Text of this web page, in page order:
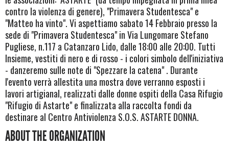
contro la violenza di genere), "Primavera Studentesca" e
"Matteo ha vinto". Vi aspettiamo sabato 14 Febbraio presso la
sede di "Primavera Studentesca" in Via Lungomare Stefano
Pugliese, n.117 a Catanzaro Lido, dalle 18:00 alle 20:00. Tutti
Insieme, vestiti di nero e di rosso - i colori simbolo dell'iniziativa
- danzeremo sulle note di "Spezzare la catena" . Durante
l'evento verrà allestita una mostra dove verranno esposti i
lavori artigianal, realizzati dalle donne ospiti della Casa Rifugio
"Rifugio di Astarte" e finalizzata alla raccolta fondi da
destinare al Centro Antiviolenza S.O.S. ASTARTE DONNA.
ABOUT THE ORGANIZATION